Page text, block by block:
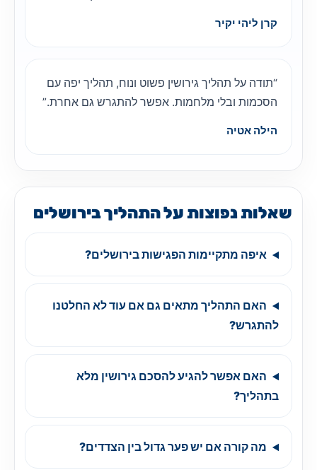
קרן ליהי יקיר
“תודה על תהליך גירושין פשוט ונוח, תהליך יפה עם
הסכמות ובלי מלחמות. אפשר להתגרש גם אחרת.”
הילה אטיה
שאלות נפוצות על התהליך בירושלים
איפה מתקיימות הפגישות בירושלים?
האם התהליך מתאים גם אם עוד לא החלטנו
להתגרש?
האם אפשר להגיע להסכם גירושין מלא
בתהליך?
מה קורה אם יש פער גדול בין הצדדים?